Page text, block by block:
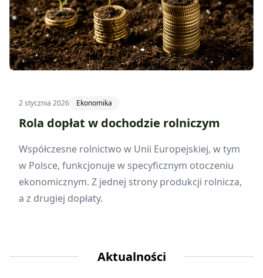
2 stycznia 2026 Ekonomika
Rola dopłat w dochodzie rolniczym
Współczesne rolnictwo w Unii Europejskiej, w tym
w Polsce, funkcjonuje w specyficznym otoczeniu
ekonomicznym. Z jednej strony produkcji rolnicza,
a z drugiej dopłaty.
Aktualności